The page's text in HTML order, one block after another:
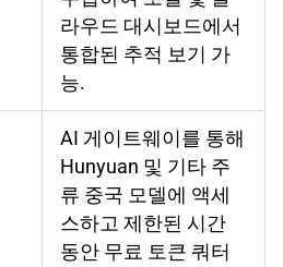
라우드 대시보드에서
통합된 추적 보기 가
능.
AI 게이트웨이를 통해
Hunyuan 및 기타 주
류 중국 모델에 액세
스하고 제한된 시간
동안 무료 토큰 쿼터